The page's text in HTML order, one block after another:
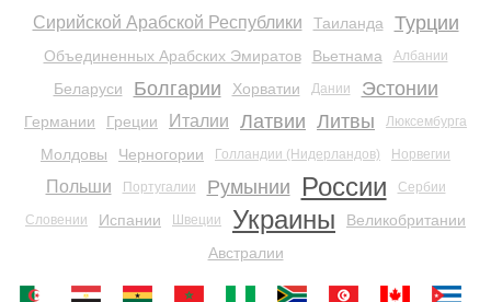
Сирийской Арабской Республики Таиланда Турции
Объединенных Арабских Эмиратов Вьетнама Албании
Беларуси Болгарии Хорватии Дании Эстонии
Германии Греции Италии Латвии Литвы Люксембурга
Молдовы Черногории Голландии (Нидерландов) Норвегии
Польши Португалии Румынии России Сербии
Словении Испании Швеции Украины
Великобритании
Австралии